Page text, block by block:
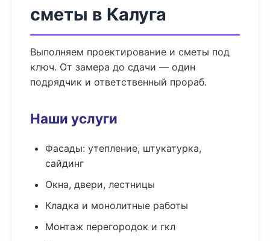
сметы в Калуга
Выполняем проектирование и сметы под
ключ. От замера до сдачи — один
подрядчик и ответственный прораб.
Наши услуги
Фасады: утепление, штукатурка,
сайдинг
Окна, двери, лестницы
Кладка и монолитные работы
Монтаж перегородок и гкл